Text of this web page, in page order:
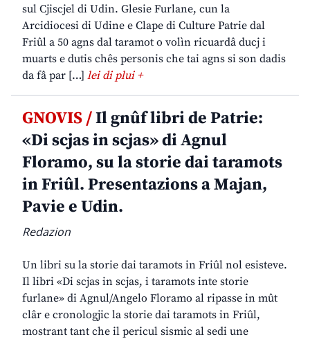
sul Cjiscjel di Udin. Glesie Furlane, cun la
Arcidiocesi di Udine e Clape di Culture Patrie dal
Friûl a 50 agns dal taramot o volìn ricuardâ ducj i
muarts e dutis chês personis che tai agns si son dadis
da fâ par […] lei di plui +
GNOVIS /Il gnûf libri de Patrie:
«Di scjas in scjas» di Agnul
Floramo, su la storie dai taramots
in Friûl. Presentazions a Majan,
Pavie e Udin.
Redazion
Un libri su la storie dai taramots in Friûl nol esisteve.
Il libri «Di scjas in scjas, i taramots inte storie
furlane» di Agnul/Angelo Floramo al ripasse in mût
clâr e cronologjic la storie dai taramots in Friûl,
mostrant tant che il pericul sismic al sedi une